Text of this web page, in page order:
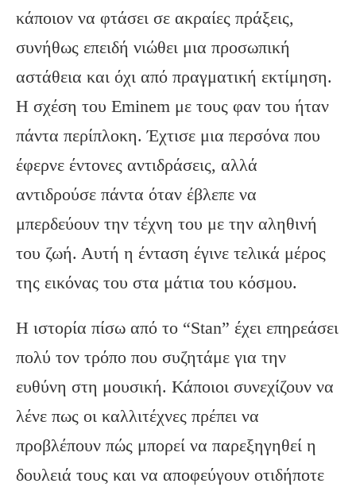
κάποιον να φτάσει σε ακραίες πράξεις,
συνήθως επειδή νιώθει μια προσωπική
αστάθεια και όχι από πραγματική εκτίμηση.
Η σχέση του Eminem με τους φαν του ήταν
πάντα περίπλοκη. Έχτισε μια περσόνα που
έφερνε έντονες αντιδράσεις, αλλά
αντιδρούσε πάντα όταν έβλεπε να
μπερδεύουν την τέχνη του με την αληθινή
του ζωή. Αυτή η ένταση έγινε τελικά μέρος
της εικόνας του στα μάτια του κόσμου.
Η ιστορία πίσω από το “Stan” έχει επηρεάσει
πολύ τον τρόπο που συζητάμε για την
ευθύνη στη μουσική. Κάποιοι συνεχίζουν να
λένε πως οι καλλιτέχνες πρέπει να
προβλέπουν πώς μπορεί να παρεξηγηθεί η
δουλειά τους και να αποφεύγουν οτιδήποτε